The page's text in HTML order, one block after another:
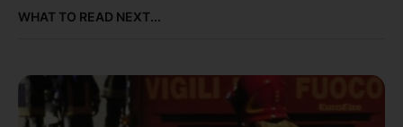
WHAT TO READ NEXT...